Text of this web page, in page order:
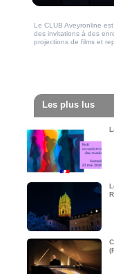
Le CLUB Aveyronline
des invitations à des
projections de films et
Les plus lus